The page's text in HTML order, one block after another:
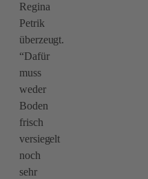
Regina
Petrik
überzeugt.
“Dafür
muss
weder
Boden
frisch
versiegelt
noch
sehr